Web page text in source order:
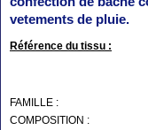
vetements de pluie.
Référence du tissu :
FAMILLE :
COMPOSITION :